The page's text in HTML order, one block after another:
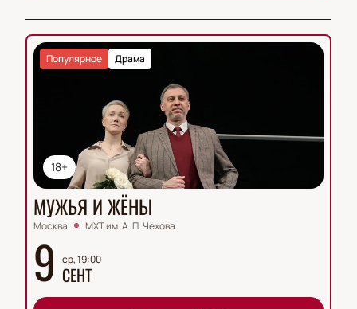
18+
Драма
Популярное
МУЖЬЯ И ЖЁНЫ
Москва МХТ им. А. П. Чехова
9 ср, 19:00
СЕНТ